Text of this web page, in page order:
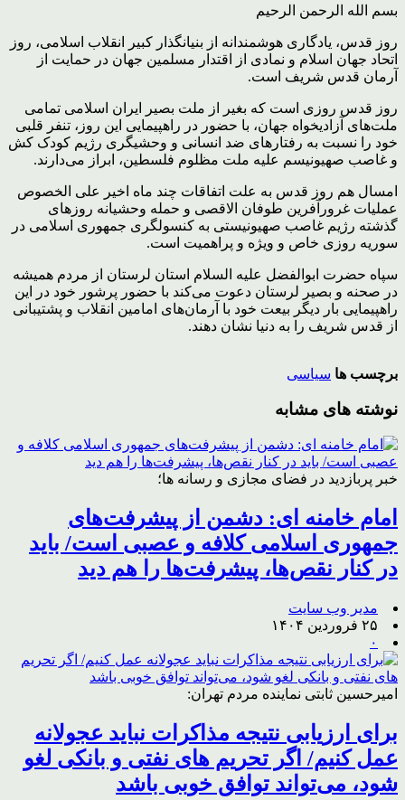
بسم الله الرحمن الرحیم
روز قدس، یادگاری هوشمندانه از بنیانگذار کبیر انقلاب اسلامی، روز
اتحاد جهان اسلام و نمادی از اقتدار مسلمین جهان در حمایت از
آرمان قدس شریف است.
روز قدس روزی است که بغیر از ملت بصیر ایران اسلامی تمامی
ملت‌های آزادیخواه جهان، با حضور در راهپیمایی این روز، تنفر قلبی
خود را نسبت به رفتارهای ضد انسانی و وحشیگری رژیم کودک کش
و غاصب صهیونیسم علیه ملت مظلوم فلسطین، ابراز می‌دارند.
امسال هم روز قدس به علت اتفاقات چند ماه اخیر علی الخصوص
عملیات غرورآفرین طوفان الاقصی و حمله وحشیانه روزهای
گذشته رژیم غاصب صهیونیستی به کنسولگری جمهوری اسلامی در
سوریه روزی خاص و ویژه و پراهمیت است.
سپاه حضرت ابوالفضل علیه السلام استان لرستان از مردم همیشه
در صحنه و بصیر لرستان دعوت می‌کند با حضور پرشور خود در این
راهپیمایی بار دیگر بیعت خود با آرمان‌های امامین انقلاب و پشتیبانی
از قدس شریف را به دنیا نشان دهند.
برچسب ها سیاسی
نوشته های مشابه
خبر پربازدید در فضای مجازی و رسانه ها؛
امام خامنه ای: دشمن از پیشرفت‌های
جمهوری اسلامی کلافه و عصبی است/ باید
در کنار نقص‌ها، پیشرفت‌ها را هم دید
مدیر وب سایت
۲۵ فروردین ۱۴۰۴
۰
امیرحسین ثابتی نماینده مردم تهران:
برای ارزیابی نتیجه مذاکرات نباید عجولانه
عمل کنیم/ اگر تحریم های نفتی و بانکی لغو
شود، می‌تواند توافق خوبی باشد